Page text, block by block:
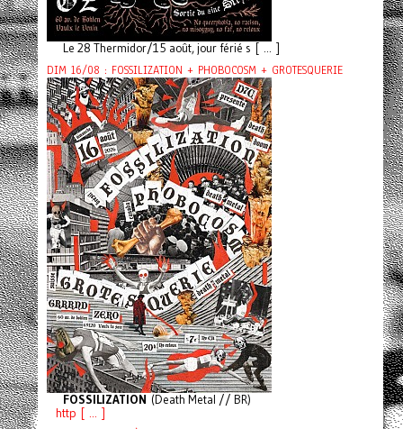
Le 28 Thermidor/15 août, jour férié s [ ... ]
DIM 16/08 : FOSSILIZATION + PHOBOCOSM + GROTESQUERIE
FOSSILIZATION (Death Metal // BR)
http [ ... ]